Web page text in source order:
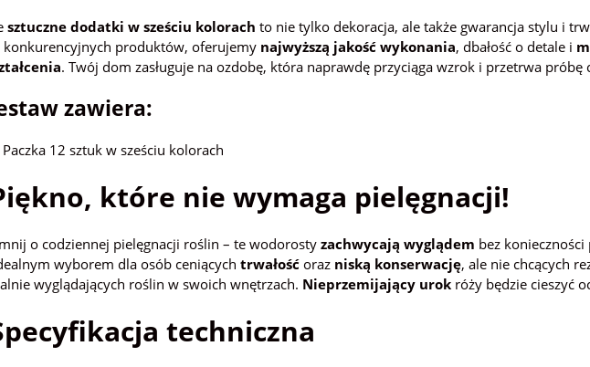
sztuczne dodatki w sześciu kolorach to nie tylko dekoracja, ale także gwarancja stylu i
produktów, oferujemy najwyższą jakość wykonania, dbałość o detale i
. Twój dom zasługuje na ozdobę, która naprawdę przyciąga wzrok i przetrwa próbę
zawiera:
Paczka 12 sztuk w sześciu kolorach
które nie wymaga pielęgnacji!
o codziennej pielęgnacji roślin – te wodorosty zachwycają wyglądem bez
wyborem dla osób ceniących trwałość oraz niską konserwację, ale nie chcących
wyglądających roślin w swoich wnętrzach. Nieprzemijający urok róży będzie cieszyć
techniczna